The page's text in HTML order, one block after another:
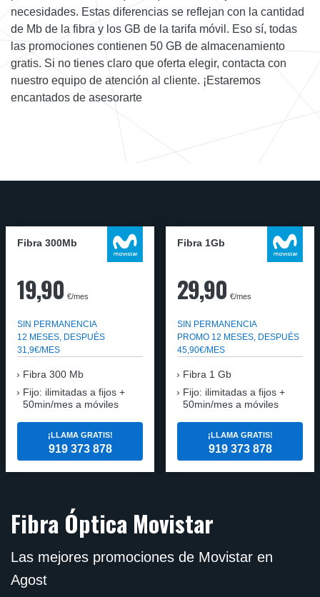
necesidades. Estas diferencias se reflejan con la cantidad
de Mb de la fibra y los GB de la tarifa móvil. Eso sí, todas
las promociones contienen 50 GB de almacenamiento
gratis. Si no tienes claro que oferta elegir, contacta con
nuestro equipo de atención al cliente. ¡Estaremos
encantados de asesorarte
Fibra 300Mb
19,90 €/mes
SIN PERMANENCIA
12 MESES, DESPUÉS
31,9€/MES
Fibra 300 Mb
Fijo: ilimitadas a fijos +
50min/mes a móviles
¡LLAMA GRATIS!
919 373 878
Fibra 1Gb
29,90 €/mes
SIN PERMANENCIA
PROMO 12 MESES, DESPUÉS
45,90€/MES
Fibra 1 Gb
Fijo: ilimitadas a fijos +
50min/mes a móviles
¡LLAMA GRATIS!
919 373 878
Fibra Óptica Movistar
Las mejores promociones de Movistar en
Agost